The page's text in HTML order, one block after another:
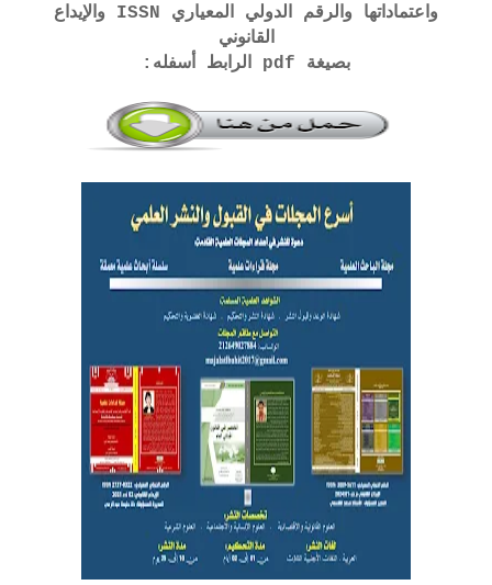
واعتماداتها والرقم الدولي المعياري ISSN والإيداع
القانوني
بصيغة pdf الرابط أسفله: